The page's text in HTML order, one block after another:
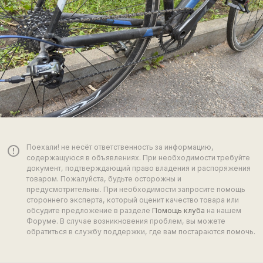
error_outline
Поехали! не несёт ответственность за информацию,
содержащуюся в объявлениях. При необходимости требуйте
документ, подтверждающий право владения и распоряжения
товаром. Пожалуйста, будьте осторожны и
предусмотрительны. При необходимости запросите помощь
стороннего эксперта, который оценит качество товара или
обсудите предложение в разделе Помощь клуба на нашем
Форуме. В случае возникновения проблем, вы можете
обратиться в службу поддержки, где вам постараются помочь.